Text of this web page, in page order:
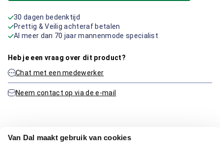
Van Dal maakt gebruik van cookies
30 dagen bedenktijd
Prettig & Veilig achteraf betalen
Al meer dan 70 jaar mannenmode specialist
Heb je een vraag over dit product?
Chat met een medewerker
Neem contact op via de e-mail